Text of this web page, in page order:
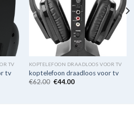
TV
tv
KOPTELEFOON DRAADLOOS VOOR TV
koptelefoon draadloos voor tv
€62.00 €44.00